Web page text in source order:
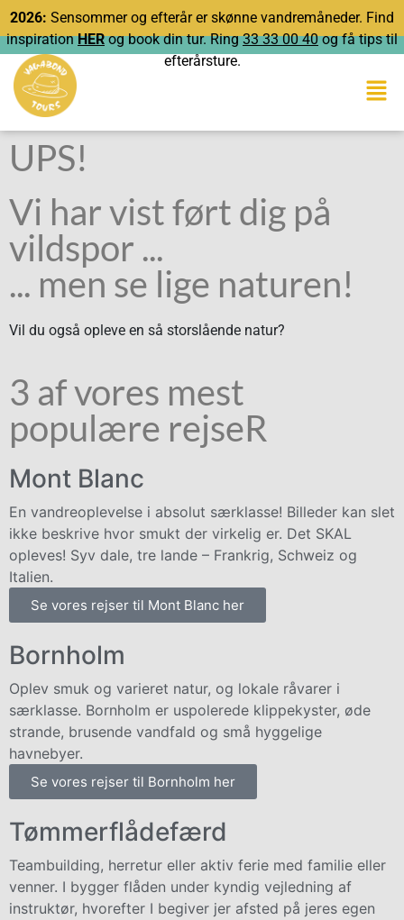
2026: Sensommer og efterår er skønne vandremåneder. Find
inspiration HERog book din tur. Ring33 33 00 40 og få tips til
efterårsture.
UPS!
Vi har vist ført dig på
vildspor ...
... men se lige naturen!
Vil du også opleve en så storslående natur?
3 af vores mest
populære rejseR
Mont Blanc
En vandreoplevelse i absolut særklasse! Billeder kan slet
ikke beskrive hvor smukt der virkelig er. Det SKAL
opleves! Syv dale, tre lande – Frankrig, Schweiz og
Italien.
Se vores rejser til Mont Blanc her
Bornholm
Oplev smuk og varieret natur, og lokale råvarer i
særklasse. Bornholm er uspolerede klippekyster, øde
strande, brusende vandfald og små hyggelige
havnebyer.
Se vores rejser til Bornholm her
Tømmerflådefærd
Teambuilding, herretur eller aktiv ferie med familie eller
venner. I bygger flåden under kyndig vejledning af
instruktør, hvorefter I begiver jer afsted på jeres egen